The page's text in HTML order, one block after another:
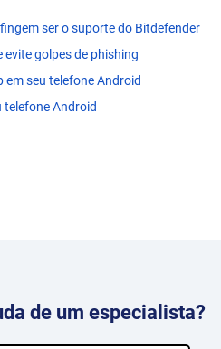
ser o suporte do Bitdefender
evite golpes de phishing
seu telefone Android
telefone Android
de um especialista?